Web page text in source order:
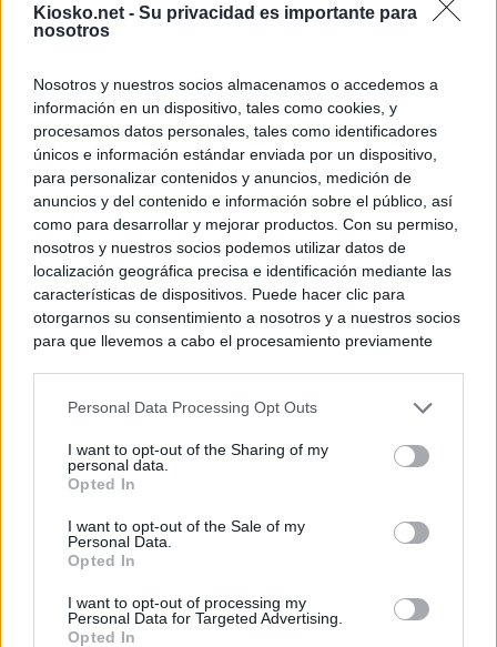
Kiosko.net - Su privacidad es importante para
nosotros
Nosotros y nuestros socios almacenamos o accedemos a
información en un dispositivo, tales como cookies, y
procesamos datos personales, tales como identificadores
únicos e información estándar enviada por un dispositivo,
para personalizar contenidos y anuncios, medición de
anuncios y del contenido e información sobre el público, así
como para desarrollar y mejorar productos. Con su permiso,
nosotros y nuestros socios podemos utilizar datos de
localización geográfica precisa e identificación mediante las
características de dispositivos. Puede hacer clic para
otorgarnos su consentimiento a nosotros y a nuestros socios
para que llevemos a cabo el procesamiento previamente
negar su consentimiento. Tenga en cuenta que algún
de su consentimiento, pero usted tiene el derecho de
rechazar tal procesamiento. Sus preferencias se aplicarán
cualquier momento entrando de nuevo en este sitio web o
visitando nuestra política de privacidad.
Personal Data Processing Opt Outs
I want to opt-out of the Sharing of my
personal data.
Opted In
I want to opt-out of the Sale of my
Personal Data.
Opted In
I want to opt-out of processing my
Personal Data for Targeted Advertising.
Opted In